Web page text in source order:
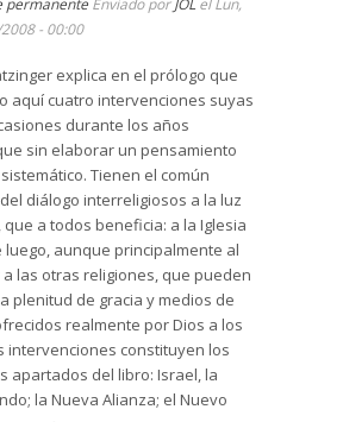
permanente Enviado porJOL el Lun,
- 00:00
explica en el prólogo que
aquí cuatro intervenciones suyas
durante los años
sin elaborar un pensamiento
Tienen el común
diálogo interreligiosos a la luz
que a todos beneficia: a la Iglesia
luego, aunque principalmente al
las otras religiones, que pueden
plenitud de gracia y medios de
realmente por Dios a los
intervenciones constituyen los
apartados del libro: Israel, la
la Nueva Alianza; el Nuevo